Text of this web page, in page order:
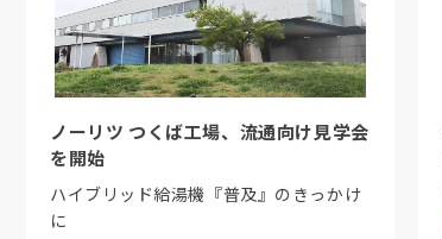
ノーリツ つくば工場、流通向け見学会
を開始
ハイブリッド給湯機『普及』のきっかけ
に